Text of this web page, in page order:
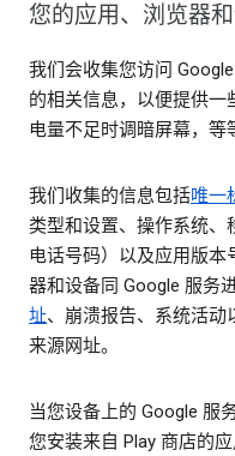
您的应用、浏览器
我们会收集您访问
的相关信息，以便提供一
电量不足时调暗屏幕，等
我们收集的信息包括唯一
类型和设置、操作系统、
电话号码）以及应用版本
器和设备同 Google 服务
址、崩溃报告、系统活动
来源网址。
当您设备上的 Google 服
您安装来自 Play 商店的